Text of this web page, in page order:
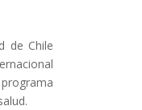
de Chile